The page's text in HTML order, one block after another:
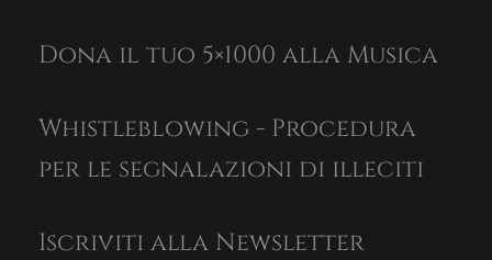
Dona il tuo 5×1000 alla Musica
Whistleblowing - Procedura
per le segnalazioni di illeciti
Iscriviti alla Newsletter